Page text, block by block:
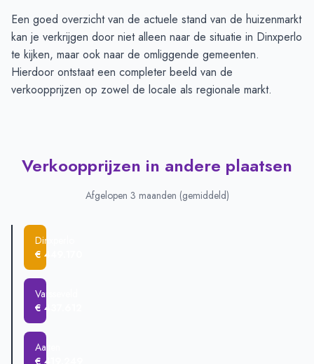
Een goed overzicht van de actuele stand van de huizenmarkt
kan je verkrijgen door niet alleen naar de situatie in Dinxperlo
te kijken, maar ook naar de omliggende gemeenten.
Hierdoor ontstaat een completer beeld van de
verkoopprijzen op zowel de locale als regionale markt.
Verkoopprijzen in andere plaatsen
Afgelopen 3 maanden (gemiddeld)
Dinxperlo
€ 449.170
Varsseveld
€ 437.612
Aalten